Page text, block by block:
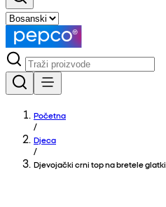
Početna
/
Djeca
/
Djevojački crni top na bretele glatki